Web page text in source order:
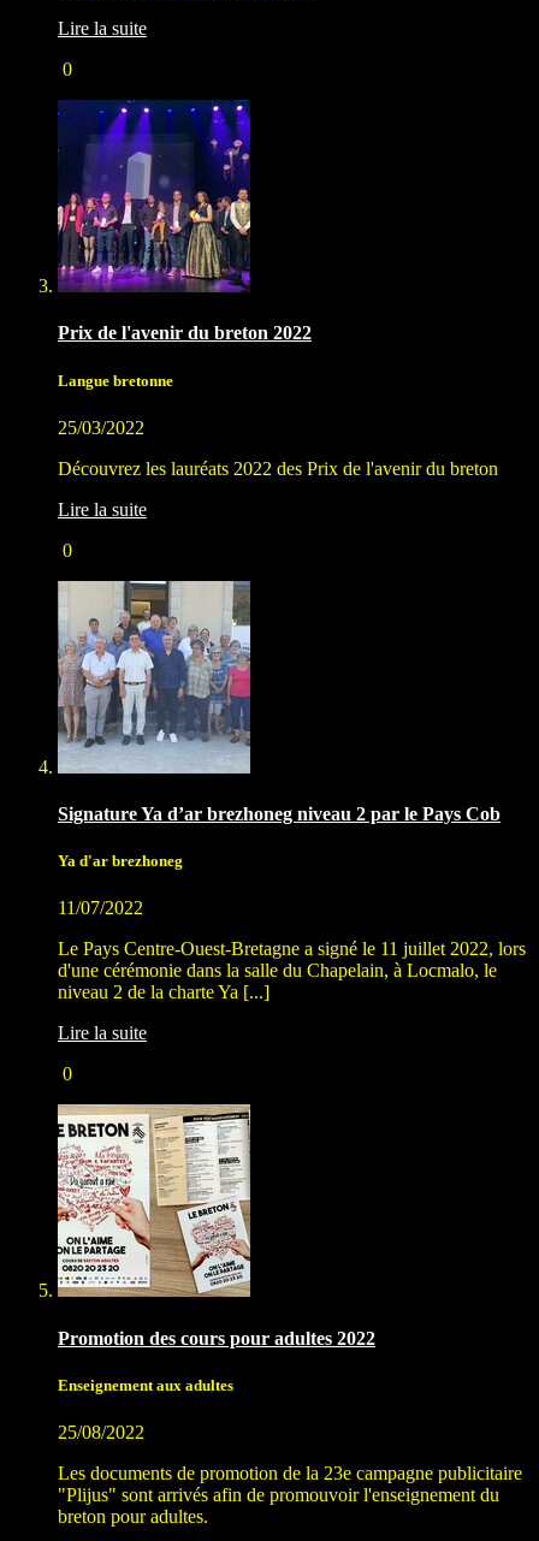
Lire la suite
0
Prix de l'avenir du breton 2022
Langue bretonne
25/03/2022
Découvrez les lauréats 2022 des Prix de l'avenir du breton
Lire la suite
0
Signature Ya d’ar brezhoneg niveau 2 par le Pays Cob
Ya d'ar brezhoneg
11/07/2022
Le Pays Centre-Ouest-Bretagne a signé le 11 juillet 2022, lors
d'une cérémonie dans la salle du Chapelain, à Locmalo, le
niveau 2 de la charte Ya [...]
Lire la suite
0
Promotion des cours pour adultes 2022
Enseignement aux adultes
25/08/2022
Les documents de promotion de la 23e campagne publicitaire
"Plijus" sont arrivés afin de promouvoir l'enseignement du
breton pour adultes.